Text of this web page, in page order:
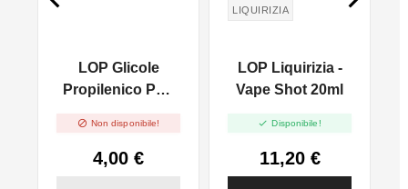
LOP Glicole
Propilenico PG -
 Non disponibile!
4,00 €
LIQUIRIZIA
LOP Liquirizia -
Vape Shot 20ml
 Disponibile!
11,20 €